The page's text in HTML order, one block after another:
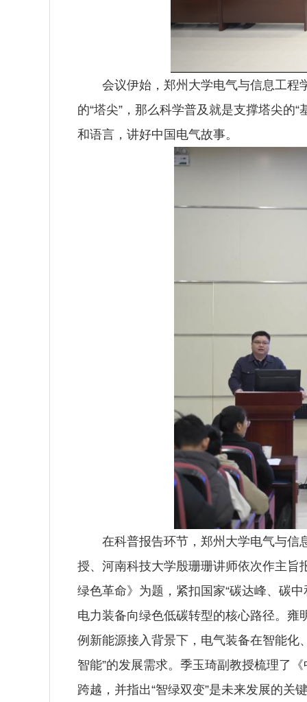
会议伊始，郑州大学电气与信息工程
的“塔尖”，那么科学普及就是支撑塔尖的
和语言，讲好中国电气故事。
在科普报告环节，郑州大学电气与信
授、河南科技大学殷珊珊讲师依次作主
绿色革命》为题，紧扣国家“碳达峰、碳
电力装备向绿色低碳转型的核心路径。
例新能源接入背景下，电气装备在智能化
智能”的发展需求。季玉琦副教授梳理了
跨越，并指出“智绿双变”是未来发展的